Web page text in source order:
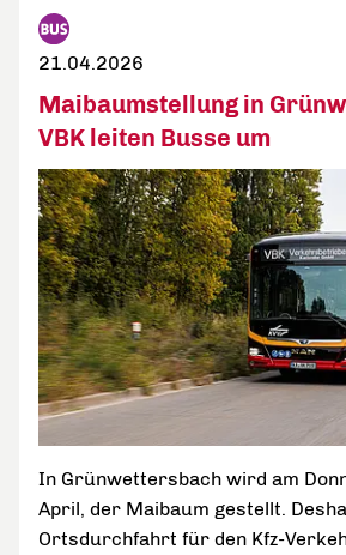
21.04.2026
Maibaumstellung in
VBK leiten Busse um
In Grünwettersbach wird am
April, der Maibaum gestellt.
Ortsdurchfahrt für den Kfz-